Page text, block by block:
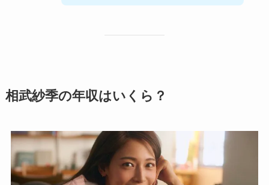
相武紗季の年収はいくら？